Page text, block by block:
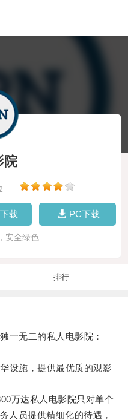
院
载 PC下载
安全绿色
排行
无二的私人电影院：
施，提供最优质的观影
万达私人电影院只对单个
人员提供精细化的待遇，